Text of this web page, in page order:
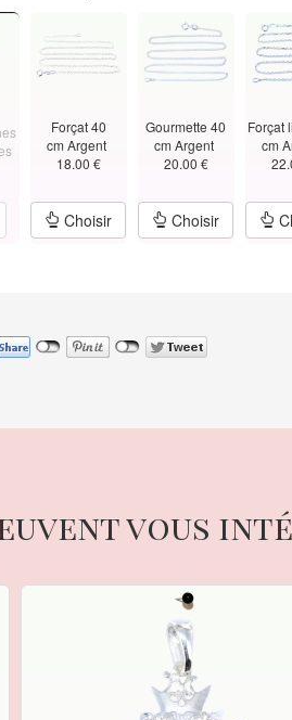
Forçat 40
cm Argent
18.00 €
Choisir
Gourmette 40
cm Argent
20.00 €
Choisir
Forçat
cm
vous